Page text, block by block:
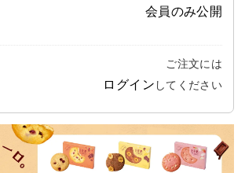
会員のみ公開
ご注文には
ログイン してください